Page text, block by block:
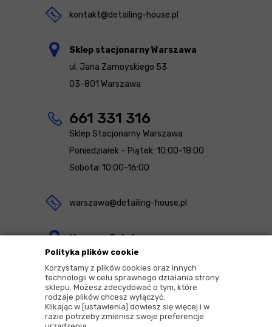
Polityka plików cookie
Korzystamy z plików cookies oraz innych
technologii w celu sprawnego działania strony
sklepu. Możesz zdecydować o tym, które
rodzaje plików chcesz wyłączyć.
Klikając w [ustawienia] dowiesz się więcej i w
razie potrzeby zmienisz swoje preferencje
kontakt@detailing-house.pl
Sklep stacjonarny Warszawa
ul. Jana Zamoyskiego 53
03-801 Warszawa
661 331 316
Sklep Stacjonarny Warszawa
Poniedziałek – Piątek: 10:00-18:00
Sobota: 10:00-16:00
warszawa@detailing-house.pl
Magazyn Rekcin
Nomos Sp. z o.o. sp.k.
ul. Agrestowa 1
83-010 Rekcin